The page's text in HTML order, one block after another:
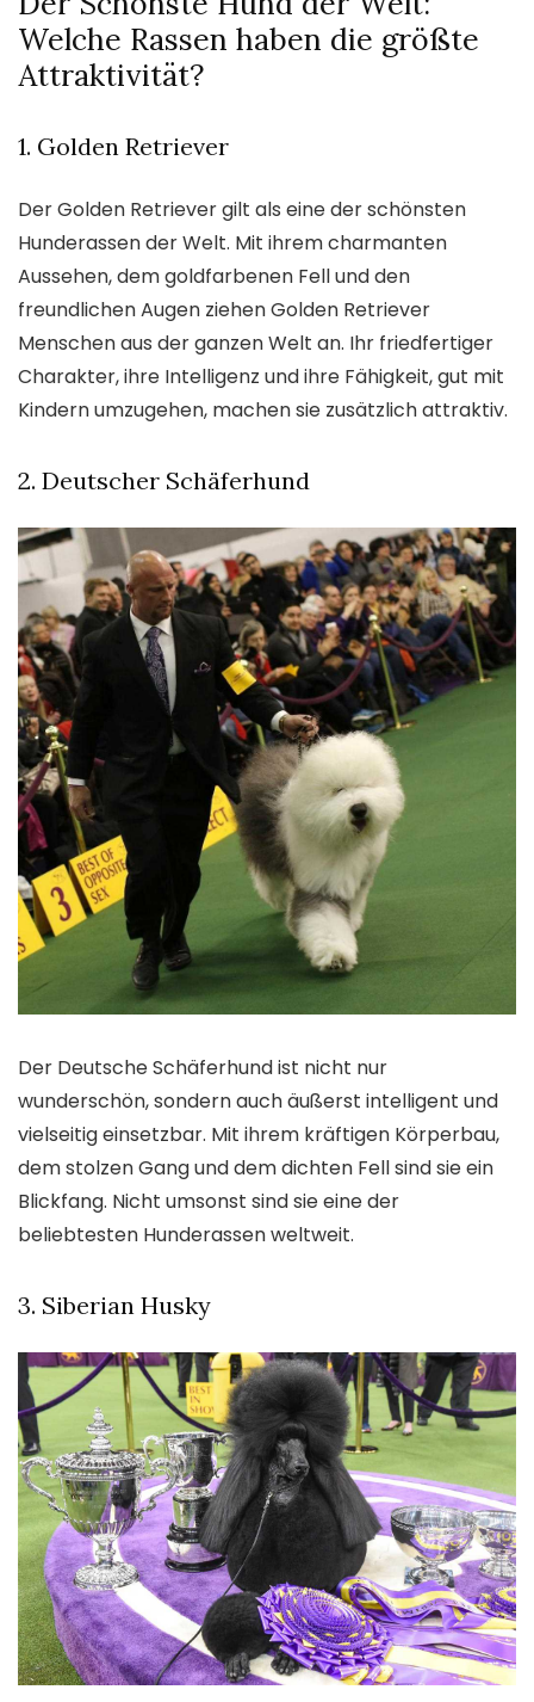
Welche Rassen haben die größte
Attraktivität?
1. Golden Retriever
Der Golden Retriever gilt als eine der schönsten
Hunderassen der Welt. Mit ihrem charmanten
Aussehen, dem goldfarbenen Fell und den
freundlichen Augen ziehen Golden Retriever
Menschen aus der ganzen Welt an. Ihr friedfertiger
Charakter, ihre Intelligenz und ihre Fähigkeit, gut mit
Kindern umzugehen, machen sie zusätzlich attraktiv.
2. Deutscher Schäferhund
Der Deutsche Schäferhund ist nicht nur
wunderschön, sondern auch äußerst intelligent und
vielseitig einsetzbar. Mit ihrem kräftigen Körperbau,
dem stolzen Gang und dem dichten Fell sind sie ein
Blickfang. Nicht umsonst sind sie eine der
beliebtesten Hunderassen weltweit.
3. Siberian Husky